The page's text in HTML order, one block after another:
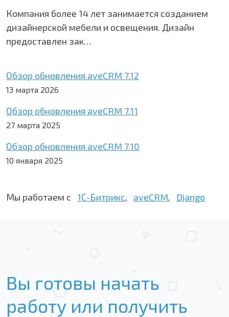
Компания более 14 лет занимается созданием
дизайнерской мебели и освещения. Дизайн
предоставлен зак…
Обзор обновления aveCRM 7.12
13 марта 2026
Обзор обновления aveCRM 7.11
27 марта 2025
Обзор обновления aveCRM 7.10
10 января 2025
Мы работаем с 1С-Битрикс, aveCRM, Django
Вы готовы начать
работу или получить